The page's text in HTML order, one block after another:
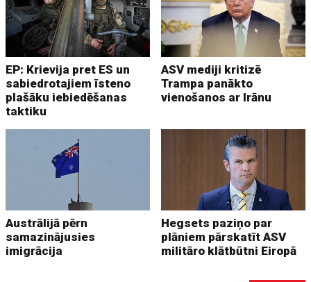
EP: Krievija pret ES un
sabiedrotajiem īsteno
plašāku iebiedēšanas
taktiku
ASV mediji kritizē
Trampa panākto
vienošanos ar Irānu
Austrālijā pērn
samazinājusies
imigrācija
Hegsets paziņo par
plāniem pārskatīt ASV
militāro klātbūtni Eiropā